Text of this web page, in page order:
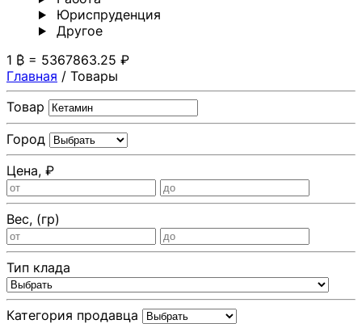
Юриспруденция
Другoе
1 ₿ = 5367863.25 ₽
Главная / Товары
Товар
Город
Цена, ₽
Вес, (гр)
Тип клада
Категория продавца